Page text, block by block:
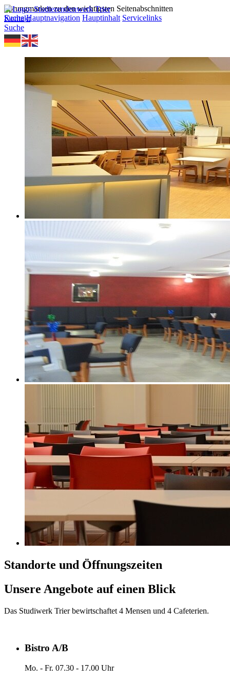
Sprungmarken zu den wichtigsten Seitenabschnitten
Suche Hauptnavigation Hauptinhalt Servicelinks
Kontakt
Suche
Standorte und Öffnungszeiten
Unsere Angebote auf einen Blick
Das Studiwerk Trier bewirtschaftet 4 Mensen und 4 Cafeterien.
Bistro A/B
Mo. - Fr. 07.30 - 17.00 Uhr